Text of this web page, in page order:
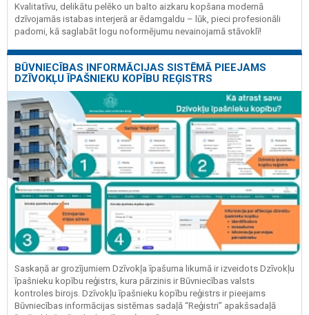
Kvalitatīvu, delikātu pelēko un balto aizkaru kopšana modernā
dzīvojamās istabas interjerā ar ēdamgaldu – lūk, pieci profesionāli
padomi, kā saglabāt logu noformējumu nevainojamā stāvoklī!
BŪVNIECĪBAS INFORMĀCIJAS SISTĒMĀ PIEEJAMS
DZĪVOKĻU ĪPAŠNIEKU KOPĪBU REĢISTRS
Saskaņā ar grozījumiem Dzīvokļa īpašuma likumā ir izveidots Dzīvokļu
īpašnieku kopību reģistrs, kura pārzinis ir Būvniecības valsts
kontroles birojs. Dzīvokļu īpašnieku kopību reģistrs ir pieejams
Būvniecības informācijas sistēmas sadaļā “Reģistri” apakšsadaļā